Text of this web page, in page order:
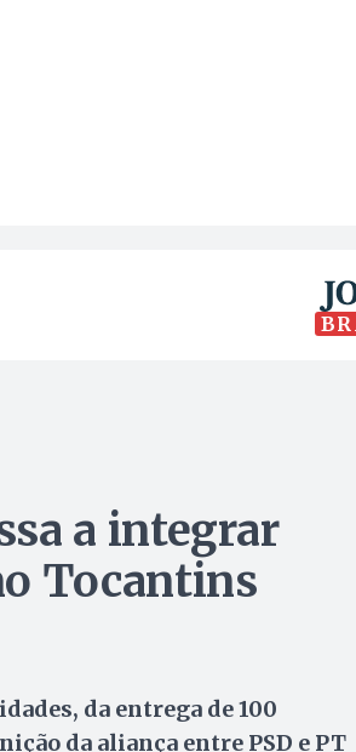
a integrar
Tocantins
da entrega de 100
da aliança entre PSD e PT